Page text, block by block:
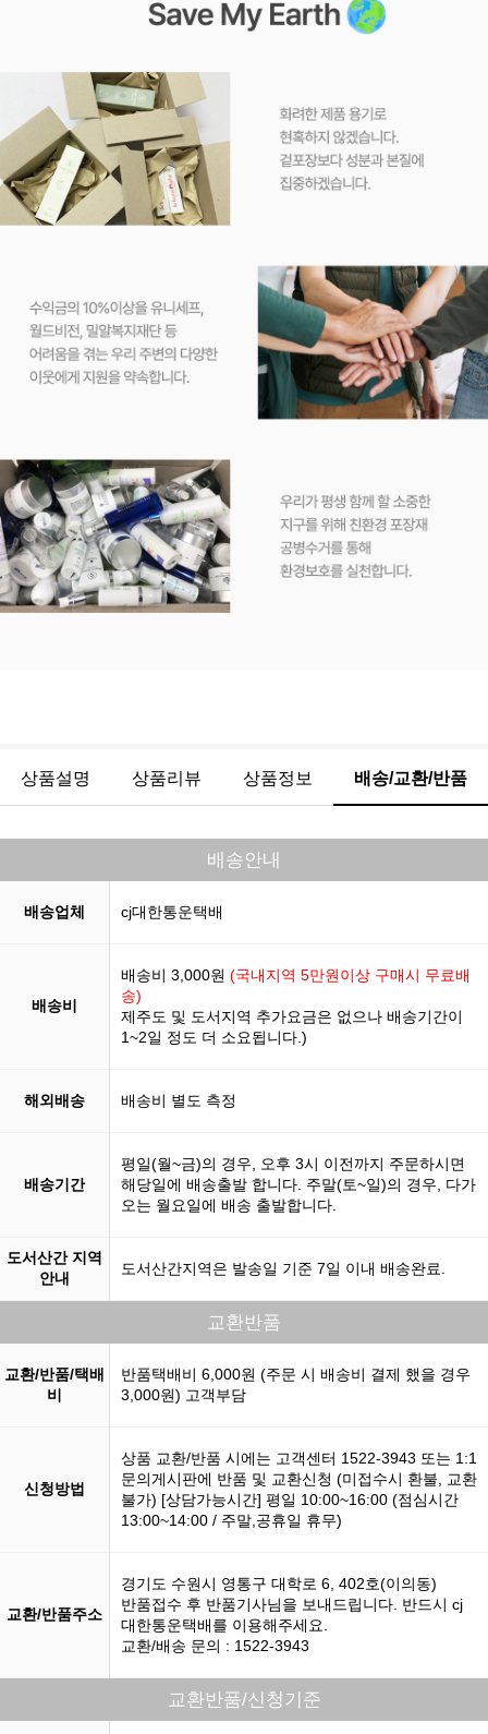
상품설명 상품리뷰 상품정보 배송/교환/반품
배송안내
배송업체 cj대한통운택배
배송비
배송비 3,000원 (국내지역 5만원이상 구매시 무료배
송)
제주도 및 도서지역 추가요금은 없으나 배송기간이
1~2일 정도 더 소요됩니다.)
해외배송 배송비 별도 측정
배송기간
평일(월~금)의 경우, 오후 3시 이전까지 주문하시면
해당일에 배송출발 합니다. 주말(토~일)의 경우, 다가
오는 월요일에 배송 출발합니다.
도서산간 지역
안내
도서산간지역은 발송일 기준 7일 이내 배송완료.
교환반품
교환/반품/택배
비
반품택배비 6,000원 (주문 시 배송비 결제 했을 경우
3,000원) 고객부담
신청방법
상품 교환/반품 시에는 고객센터 1522-3943 또는 1:1
문의게시판에 반품 및 교환신청 (미접수시 환불, 교환
불가) [상담가능시간] 평일 10:00~16:00 (점심시간
13:00~14:00 / 주말,공휴일 휴무)
교환/반품주소
경기도 수원시 영통구 대학로 6, 402호(이의동)
반품접수 후 반품기사님을 보내드립니다. 반드시 cj
대한통운택배를 이용해주세요.
교환/배송 문의 : 1522-3943
교환반품/신청기준